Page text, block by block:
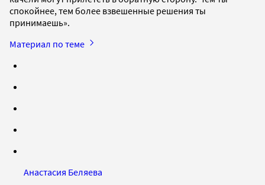
спокойнее, тем более взвешенные решения ты
принимаешь».
Материал по теме
Анастасия Беляева